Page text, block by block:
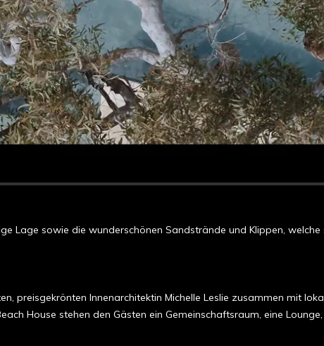
Lage sowie die wunderschönen Sandstrände und Klippen,
preisgekrönten Innenarchitektin Michelle Leslie zusammen mit
House stehen den Gästen ein Gemeinschaftsraum, eine